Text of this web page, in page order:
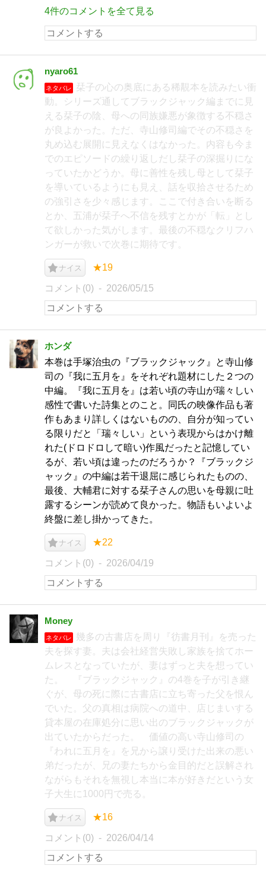
4件のコメントを全て見る
nyaro61
ネタバレ
栞子の心の奥底にある稀覯本を読みたい衝
動。シリーズ通してブラックジャック編までに見
える栞子の陰、母への同族嫌悪が象徴する不穏さ
が良よかった。ただ、寺山修司編でその不穏さを
丸め込む展開に見えなくはなかった。内容も今ま
でのエピソードの繰り返しだし栞子の深掘りにな
っていたかどうか。母に善性を残し母として栞子
を導いているようにも見え、話を収拾させるため
の強引さを少々感じます。ここで付き合いを断る
とか、五浦が栞子へ不信を残すとかが「転」とし
て欲しかった気がします。最後の不穏なクリフハ
ンガーが救いで次巻に期待です。
ナイス ★19
コメント(0) 2026/05/15
ホンダ
本巻は手塚治虫の『ブラックジャック』と寺山修
司の『我に五月を』をそれぞれ題材にした２つの
中編。『我に五月を』は若い頃の寺山が瑞々しい
感性で書いた詩集とのこと。同氏の映像作品も著
作もあまり詳しくはないものの、自分が知ってい
る限りだと「瑞々しい」という表現からはかけ離
れた(ドロドロして暗い)作風だったと記憶してい
るが、若い頃は違ったのだろうか？『ブラックジ
ャック』の中編は若干退屈に感じられたものの、
最後、大輔君に対する栞子さんの思いを母親に吐
露するシーンが読めて良かった。物語もいよいよ
終盤に差し掛かってきた。
ナイス ★22
コメント(0) 2026/04/19
Money
ネタバレ
幾多の古書店を周り『彷書月刊』を売った
夫を探す妻。夫は会社経営失敗し家族を捨てホー
ムレスとなっていたが、妻はずっと夫を想ってい
た。 『ブラックジャック』の4巻を子が引き継
ぐが、母の死に際に古書店に立ち寄った父を恨ん
でいた。父の真相は病院への道中、店じまいする
貸本屋の在庫処分に思い出のブラックジャックが
出ていたからだった。 価値の高い寺山修司の
『われに五月を』を兄から譲り受けた出来の悪い
弟だったが、兄の妻たちから金目的だと誤解され
ながらもそれを無視し本当に本が好きだという女
子大生に1000円で売る。
ナイス ★16
コメント(0) 2026/04/14